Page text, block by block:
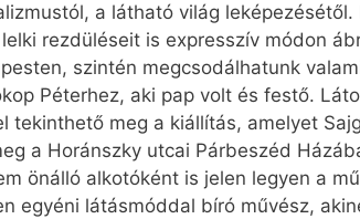
a látható világ
rezdüléseit is expresszív módon
szintén megcsodálhatunk
Péterhez, aki pap volt és festő.
tekinthető meg a kiállítás, amelyet
a Horánszky utcai Párbeszéd
önálló alkotóként is jelen legyen a
egyéni látásmóddal bíró művész,